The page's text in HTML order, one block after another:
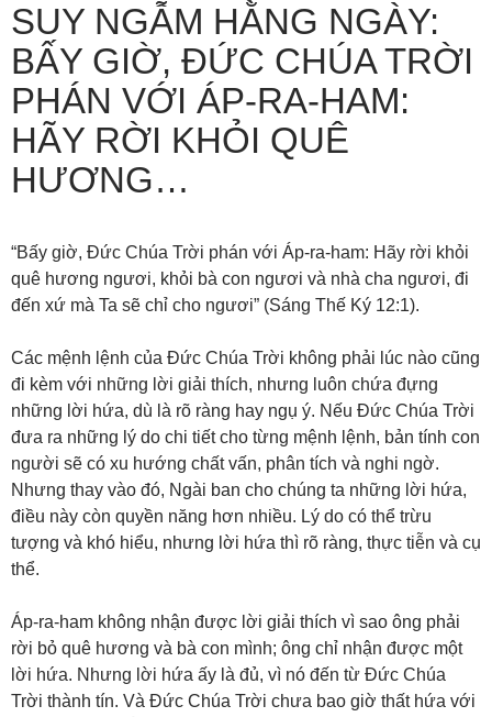
SUY NGẪM HẰNG NGÀY:
BẤY GIỜ, ĐỨC CHÚA TRỜI
PHÁN VỚI ÁP-RA-HAM:
HÃY RỜI KHỎI QUÊ
HƯƠNG…
“Bấy giờ, Đức Chúa Trời phán với Áp-ra-ham: Hãy rời khỏi
quê hương ngươi, khỏi bà con ngươi và nhà cha ngươi, đi
đến xứ mà Ta sẽ chỉ cho ngươi” (Sáng Thế Ký 12:1).
Các mệnh lệnh của Đức Chúa Trời không phải lúc nào cũng
đi kèm với những lời giải thích, nhưng luôn chứa đựng
những lời hứa, dù là rõ ràng hay ngụ ý. Nếu Đức Chúa Trời
đưa ra những lý do chi tiết cho từng mệnh lệnh, bản tính con
người sẽ có xu hướng chất vấn, phân tích và nghi ngờ.
Nhưng thay vào đó, Ngài ban cho chúng ta những lời hứa,
điều này còn quyền năng hơn nhiều. Lý do có thể trừu
tượng và khó hiểu, nhưng lời hứa thì rõ ràng, thực tiễn và cụ
thể.
Áp-ra-ham không nhận được lời giải thích vì sao ông phải
rời bỏ quê hương và bà con mình; ông chỉ nhận được một
lời hứa. Nhưng lời hứa ấy là đủ, vì nó đến từ Đức Chúa
Trời thành tín. Và Đức Chúa Trời chưa bao giờ thất hứa với